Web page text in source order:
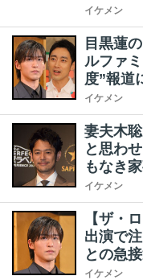
イケメン
目黒蓮
ルファ
度”報道
イケメン
妻夫木
と思わ
もなき
イケメン
【ザ・
出演で
との急
イケメン